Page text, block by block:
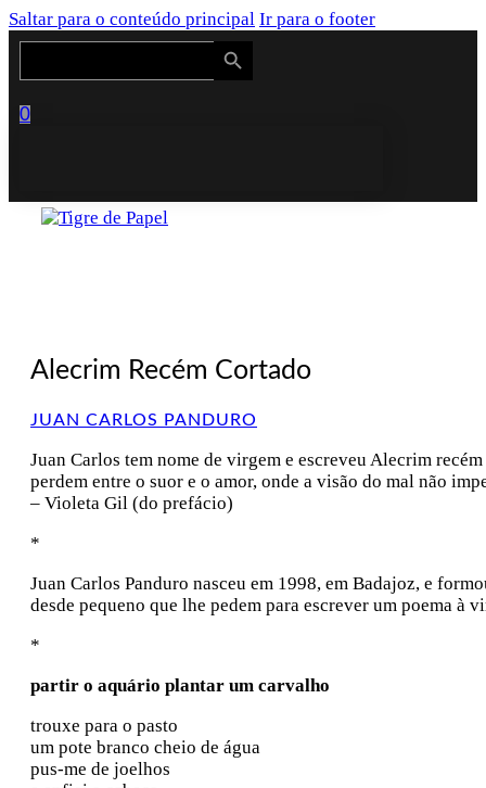
Saltar para o conteúdo principal Ir para o footer
Search
Search Button
0
Alecrim Recém Cortado
JUAN CARLOS PANDURO
Juan Carlos tem nome de virgem e escreveu Alecrim
perdem entre o suor e o amor, onde a visão do mal não
– Violeta Gil (do prefácio)
*
Juan Carlos Panduro nasceu em 1998, em Badajoz, e
desde pequeno que lhe pedem para escrever um poema
*
partir o aquário plantar um carvalho
trouxe para o pasto
um pote branco cheio de água
pus-me de joelhos